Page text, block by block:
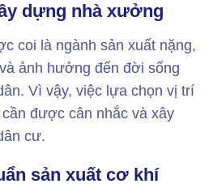
dựng nhà xưởng
coi là ngành sản xuất nặng,
ảnh hưởng đến đời sống
Vì vậy, việc lựa chọn vị trí
được cân nhắc và xây
cư.
sản xuất cơ khí